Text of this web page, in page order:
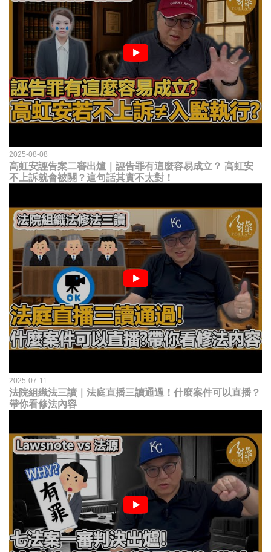
2025-08-08
高虹安誣告案二審出爐｜誣告罪有這麼容易成立？ 高虹安
不上訴就會被關？這句話其實不太對！
2025-07-11
法院組織法三讀｜法庭直播三讀通過！什麼案件可以直播？
帶你看修法內容